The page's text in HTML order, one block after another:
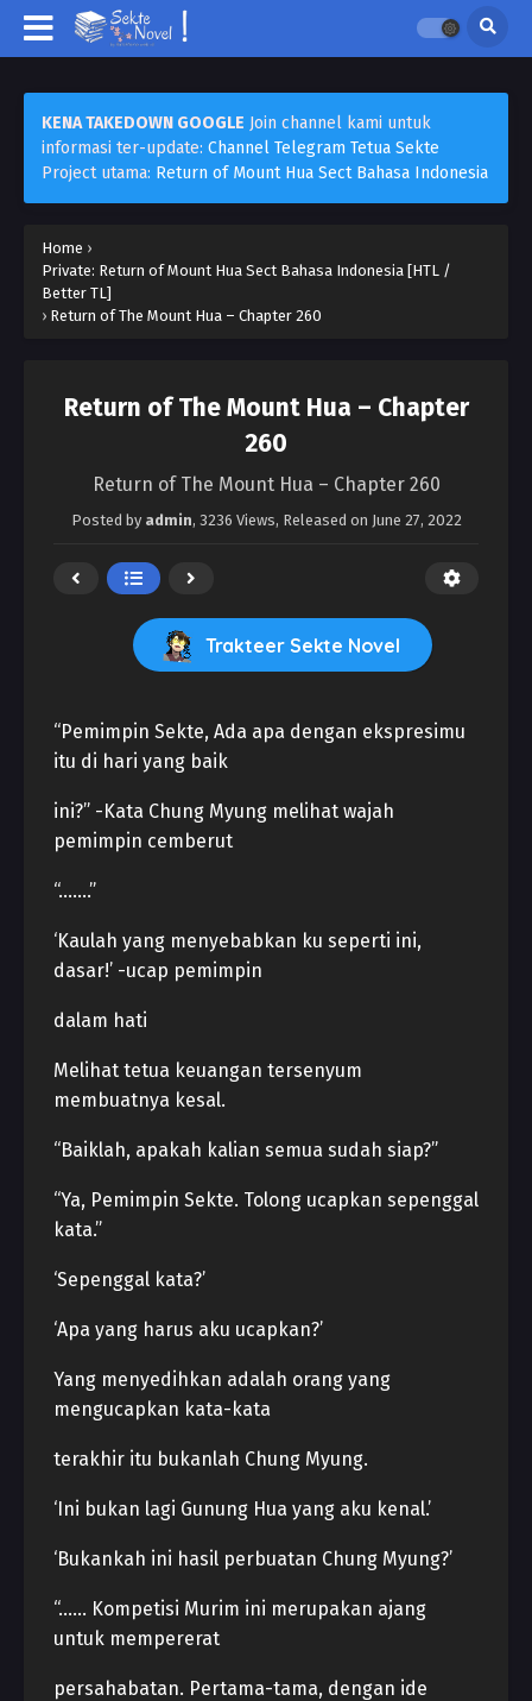
KENA TAKEDOWN GOOGLE Join channel kami untuk
informasi ter-update: Channel Telegram Tetua Sekte
Project utama: Return of Mount Hua Sect Bahasa Indonesia
Home ›
Private: Return of Mount Hua Sect Bahasa Indonesia [HTL /
Better TL]
› Return of The Mount Hua – Chapter 260
Return of The Mount Hua – Chapter
260
Return of The Mount Hua – Chapter 260
Posted by admin, 3236 Views, Released on June 27, 2022
Trakteer Sekte Novel
“Pemimpin Sekte, Ada apa dengan ekspresimu
itu di hari yang baik
ini?” -Kata Chung Myung melihat wajah
pemimpin cemberut
“…….”
‘Kaulah yang menyebabkan ku seperti ini,
dasar!’ -ucap pemimpin
dalam hati
Melihat tetua keuangan tersenyum
membuatnya kesal.
“Baiklah, apakah kalian semua sudah siap?”
“Ya, Pemimpin Sekte. Tolong ucapkan sepenggal
kata.”
‘Sepenggal kata?’
‘Apa yang harus aku ucapkan?’
Yang menyedihkan adalah orang yang
mengucapkan kata-kata
terakhir itu bukanlah Chung Myung.
‘Ini bukan lagi Gunung Hua yang aku kenal.’
‘Bukankah ini hasil perbuatan Chung Myung?’
“…… Kompetisi Murim ini merupakan ajang
untuk mempererat
persahabatan. Pertama-tama, dengan ide